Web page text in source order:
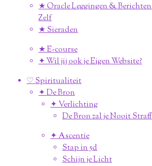
★ Oracle Leggingen &
Zelf
★ Sieraden
★ E-course
✦ Wil jij ook je Eigen Website?
♡ Spiritualiteit
✦ De Bron
✦ Verlichting
De Bron zal je Nooit
✦ Ascentie
Stap in 5d
Schijn je Licht